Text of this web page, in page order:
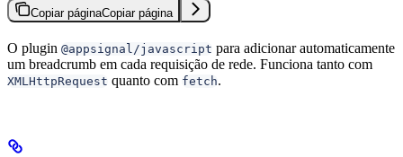
Copiar páginaCopiar página
O plugin @appsignal/javascript para adicionar automaticamente
um breadcrumb em cada requisição de rede. Funciona tanto com
XMLHttpRequest quanto com fetch.